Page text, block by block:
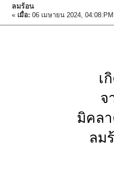
ลมร้อน
« เมื่อ: 06 เมษายน 2024,
เ
จ
มิคล
ลม